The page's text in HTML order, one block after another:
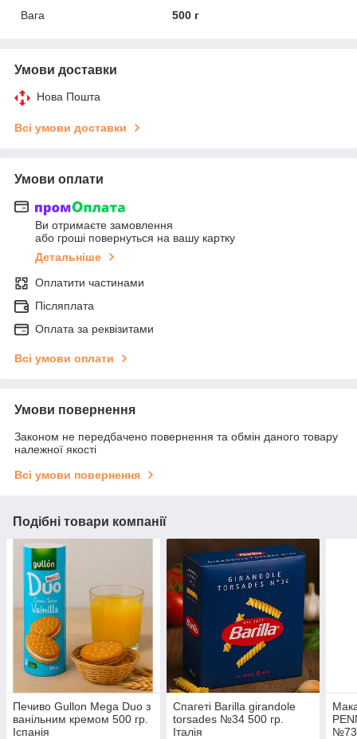
Вага
500 г
Умови доставки
Нова Пошта
Всі умови доставки
Умови оплати
Ви отримаєте замовлення
або гроші повернуться на вашу картку
Детальніше
Оплатити частинами
Післяплата
Оплата за реквізитами
Всі умови оплати
Умови повернення
Законом не передбачено повернення та обмін даного товару
належної якості
Всі умови повернення
Подібні товари компанії
Печиво Gullon Mega Duo з
ванільним кремом 500 гр.
Іспанія
Спагеті Barilla girandole
torsades №34 500 гр.
Італія
№73